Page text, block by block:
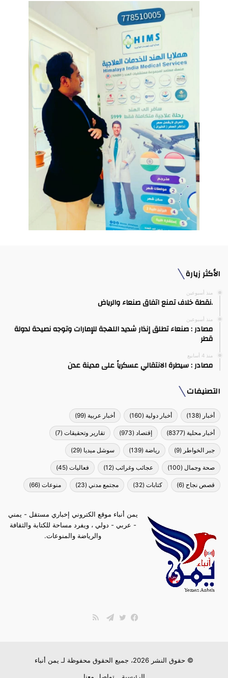
الأكثر زيارة
منذ أسبوعين
.نقطة خلاف تمنع اتفاق صنعاء والرياض
منذ أسبوعين
مصادر : صنعاء تطلق إنذار شديد اللهجة للإمارات وتوجه نصيحة لدولة
قطر
منذ 4 أسابيع
مصادر : سيطرة الانتقالي عسكرياً على مدينة عدن
التصنيفات
أخبار (138) أخبار دولية (160) أخبار عربية (99)
أخبار محلية (8377) إقتصاد (973) تقارير وتحقيقات (7)
جبر الخواطر (9) رياضة (139) سوشل ميديا (29)
صحة وجمال (100) عجائب وغرائب (12) فعاليات (45)
قصص نجاح (6) كتابات (32) مجتمع مدني (23) منوعات (66)
يمن أنباء موقع الكتروني إخباري مستقل - يمني
- عربي - دولي ، ويفرد مساحة للكتابة والثقافة
والرياضة والمنوعات.
© حقوق النشر 2026، جميع الحقوق محفوظة لـ
يمن أنباء